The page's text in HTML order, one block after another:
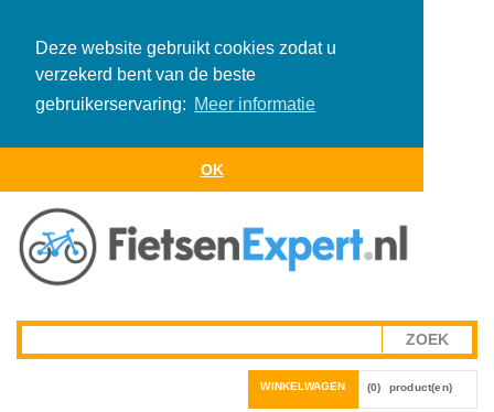
Deze website gebruikt cookies zodat u
verzekerd bent van de beste
gebruikerservaring: Meer informatie
OK
WINKELWAGEN (0) product(en)